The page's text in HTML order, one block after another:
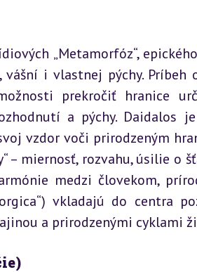
„Metamorfóz“,
i vlastnej pýchy. Príbeh
prekročiť hranice
a pýchy. Daidalos
vzdor voči prirodzeným
– miernosť, rozvahu, úsilie o
medzi človekom,
vkladajú do centra
a prirodzenými cyklami